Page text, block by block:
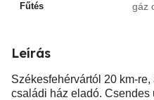
Fűtés gáz
Leírás
Székesfehérvártól 20 km-
családi ház eladó. Csendes